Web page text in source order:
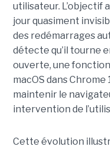
utilisateur. L’objectif
jour quasiment
des redémarrages
détecte qu’il tourne
ouverte, une
macOS dans Chrome
maintenir le
intervention de
Cette évolution